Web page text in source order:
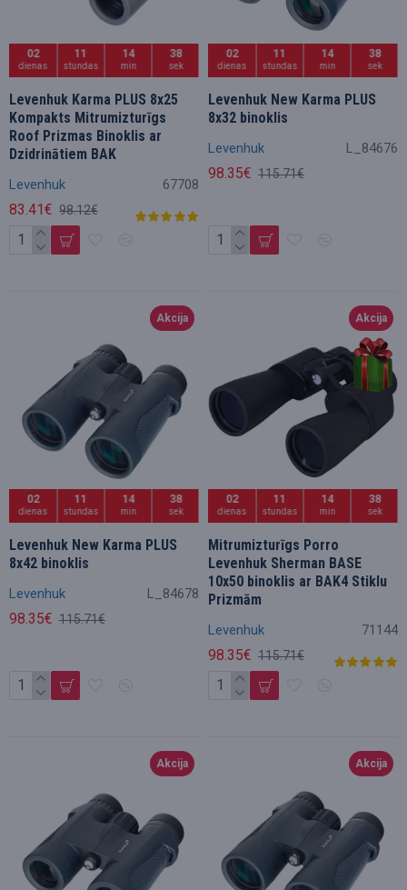
02
dienas
11
stundas
14
min
36
sek
Levenhuk 67708
Levenhuk Karma PLUS 8x25
Kompakts Mitrumizturīgs
Roof Prizmas Binoklis ar
Dzidrinātiem BAK
83.41€ 98.12€
02
dienas
11
stundas
14
min
36
sek
Levenhuk L_84676
Levenhuk New Karma PLUS
8x32 binoklis
98.35€ 115.71€
Akcija
02
dienas
11
stundas
14
min
36
sek
Levenhuk L_84678
Levenhuk New Karma PLUS
8x42 binoklis
98.35€ 115.71€
Akcija
02
dienas
11
stundas
14
min
36
sek
Levenhuk 71144
Mitrumizturīgs Porro
Levenhuk Sherman BASE
10x50 binoklis ar BAK4 Stiklu
Prizmām
98.35€ 115.71€
Akcija Akcija